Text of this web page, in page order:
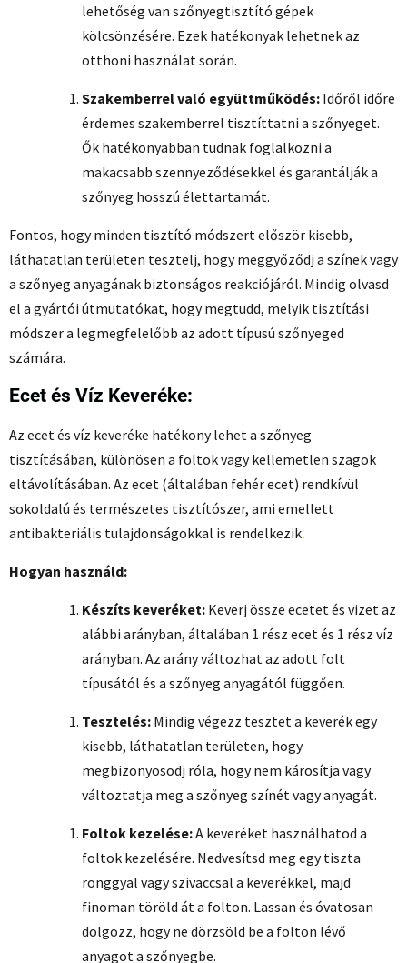
lehetőség van szőnyegtisztító gépek
kölcsönzésére. Ezek hatékonyak lehetnek az
otthoni használat során.
Szakemberrel való együttműködés: Időről időre
érdemes szakemberrel tisztíttatni a szőnyeget.
Ők hatékonyabban tudnak foglalkozni a
makacsabb szennyeződésekkel és garantálják a
szőnyeg hosszú élettartamát.
Fontos, hogy minden tisztító módszert először kisebb,
láthatatlan területen tesztelj, hogy meggyőződj a színek vagy
a szőnyeg anyagának biztonságos reakciójáról. Mindig olvasd
el a gyártói útmutatókat, hogy megtudd, melyik tisztítási
módszer a legmegfelelőbb az adott típusú szőnyeged
számára.
Ecet és Víz Keveréke:
Az ecet és víz keveréke hatékony lehet a szőnyeg
tisztításában, különösen a foltok vagy kellemetlen szagok
eltávolításában. Az ecet (általában fehér ecet) rendkívül
sokoldalú és természetes tisztítószer, ami emellett
antibakteriális tulajdonságokkal is rendelkezik.
Hogyan használd:
Készíts keveréket: Keverj össze ecetet és vizet az
alábbi arányban, általában 1 rész ecet és 1 rész víz
arányban. Az arány változhat az adott folt
típusától és a szőnyeg anyagától függően.
Tesztelés: Mindig végezz tesztet a keverék egy
kisebb, láthatatlan területen, hogy
megbizonyosodj róla, hogy nem károsítja vagy
változtatja meg a szőnyeg színét vagy anyagát.
Foltok kezelése:A keveréket használhatod a
foltok kezelésére. Nedvesítsd meg egy tiszta
ronggyal vagy szivaccsal a keverékkel, majd
finoman töröld át a folton. Lassan és óvatosan
dolgozz, hogy ne dörzsöld be a folton lévő
anyagot a szőnyegbe.